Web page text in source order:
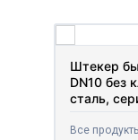
Штекер
DN10 без
сталь,
Все